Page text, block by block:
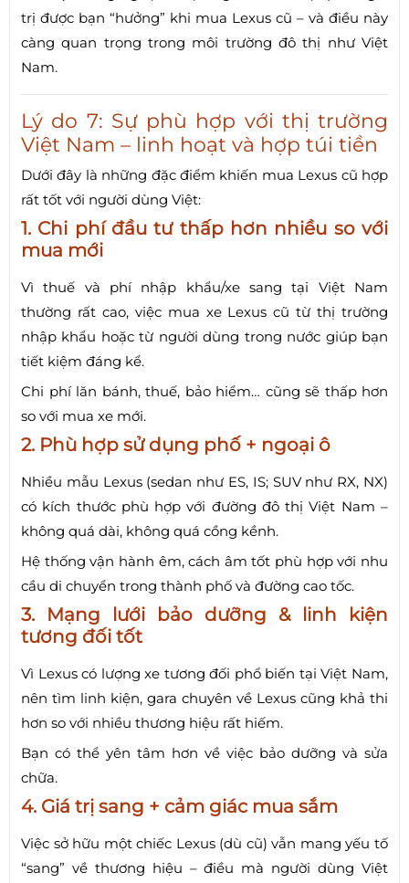
trị được bạn “hưởng” khi mua Lexus cũ – và điều này
càng quan trọng trong môi trường đô thị như Việt
Nam.
Lý do 7: Sự phù hợp với thị trường
Việt Nam – linh hoạt và hợp túi tiền
Dưới đây là những đặc điểm khiến mua Lexus cũ hợp
rất tốt với người dùng Việt:
1. Chi phí đầu tư thấp hơn nhiều so với
mua mới
Vì thuế và phí nhập khẩu/xe sang tại Việt Nam
thường rất cao, việc mua xe Lexus cũ từ thị trường
nhập khẩu hoặc từ người dùng trong nước giúp bạn
tiết kiệm đáng kể.
Chi phí lăn bánh, thuế, bảo hiểm… cũng sẽ thấp hơn
so với mua xe mới.
2. Phù hợp sử dụng phố + ngoại ô
Nhiều mẫu Lexus (sedan như ES, IS; SUV như RX, NX)
có kích thước phù hợp với đường đô thị Việt Nam –
không quá dài, không quá cồng kềnh.
Hệ thống vận hành êm, cách âm tốt phù hợp với nhu
cầu di chuyển trong thành phố và đường cao tốc.
3. Mạng lưới bảo dưỡng & linh kiện
tương đối tốt
Vì Lexus có lượng xe tương đối phổ biến tại Việt Nam,
nên tìm linh kiện, gara chuyên về Lexus cũng khả thi
hơn so với nhiều thương hiệu rất hiếm.
Bạn có thể yên tâm hơn về việc bảo dưỡng và sửa
chữa.
4. Giá trị sang + cảm giác mua sắm
Việc sở hữu một chiếc Lexus (dù cũ) vẫn mang yếu tố
“sang” về thương hiệu – điều mà người dùng Việt